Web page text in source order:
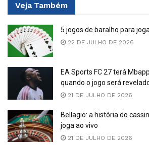
Veja Também
5 jogos de baralho para
22 DE JULHO DE 2026
EA Sports FC 27 terá
quando o jogo será
21 DE JULHO DE 2026
Bellagio: a história do
joga ao vivo
21 DE JULHO DE 2026